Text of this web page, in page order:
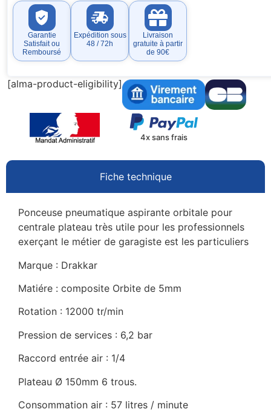
Garantie
Satisfait ou
Remboursé
Expédition sous
48 / 72h
Livraison
gratuite à partir
de 90€
[alma-product-eligibility]
4x sans frais
Fiche technique
Ponceuse pneumatique aspirante orbitale pour
centrale plateau très utile pour les professionnels
exerçant le métier de garagiste est les particuliers
Marque : Drakkar
Matiére : composite Orbite de 5mm
Rotation : 12000 tr/min
Pression de services : 6,2 bar
Raccord entrée air : 1/4
Plateau Ø 150mm 6 trous.
Consommation air : 57 litres / minute